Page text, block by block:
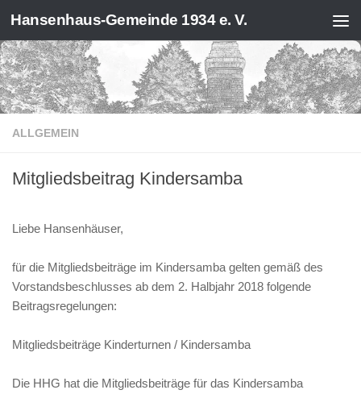
Zum Inhalt springen
Hansenhaus-Gemeinde 1934 e. V.
ALLGEMEIN
Mitgliedsbeitrag Kindersamba
Liebe Hansenhäuser,
für die Mitgliedsbeiträge im Kindersamba gelten gemäß des
Vorstandsbeschlusses ab dem 2. Halbjahr 2018 folgende
Beitragsregelungen:
Mitgliedsbeiträge Kinderturnen / Kindersamba
Die HHG hat die Mitgliedsbeiträge für das Kindersamba